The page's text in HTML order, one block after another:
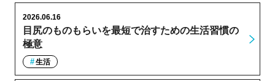
目尻のものもらいを最短で治すための生活習慣の
極意
2026.06.16
生活